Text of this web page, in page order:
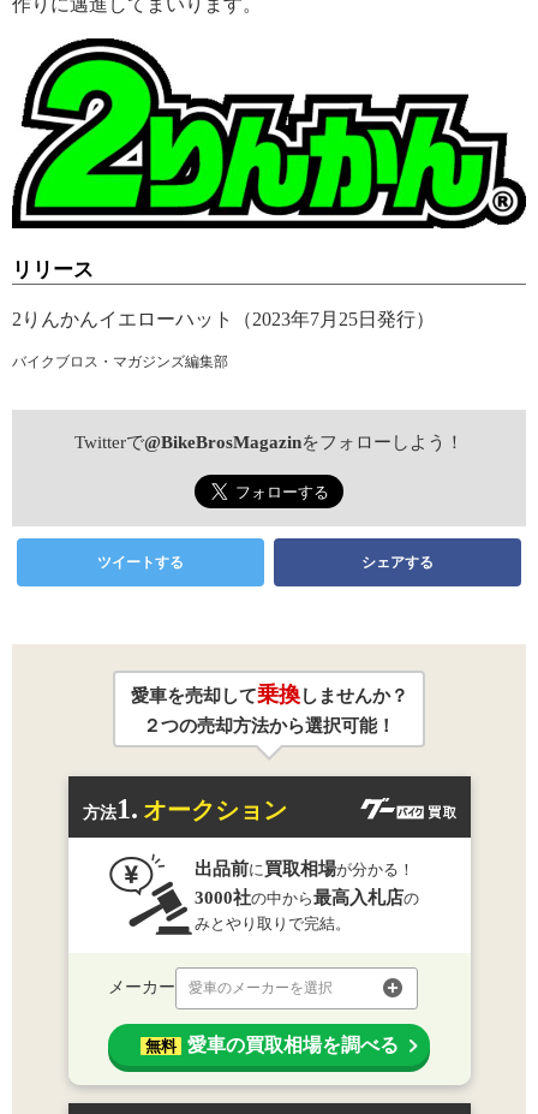
作りに邁進してまいります。
リリース
2りんかんイエローハット（2023年7月25日発行）
バイクブロス・マガジンズ編集部
Twitterで@BikeBrosMagazinをフォローしよう！
ツイートする シェアする
愛車を売却して乗換しませんか？
２つの売却方法から選択可能！
方法1. オークション
出品前に 買取相場が分かる！
3000社の中から最高入札店の
みとやり取りで完結。
メーカー 愛車のメーカーを選択
無料 愛車の買取相場を調べる